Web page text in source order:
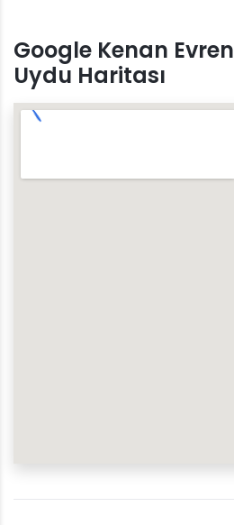
Google Kenan
Uydu Haritası